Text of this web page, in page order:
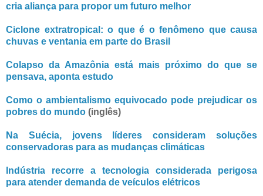
cria aliança para propor um futuro melhor
Ciclone extratropical: o que é o fenômeno que causa
chuvas e ventania em parte do Brasil
Colapso da Amazônia está mais próximo do que se
pensava, aponta estudo
Como o ambientalismo equivocado pode prejudicar os
pobres do mundo (inglês)
Na Suécia, jovens líderes consideram soluções
conservadoras para as mudanças climáticas
Indústria recorre a tecnologia considerada perigosa
para atender demanda de veículos elétricos